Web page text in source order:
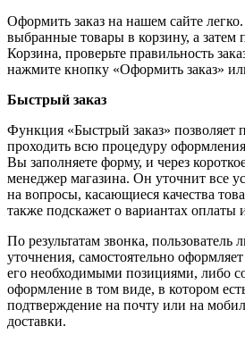
Оформить заказ на нашем сайте
выбранные товары в корзину, а затем
Корзина, проверьте правильность
нажмите кнопку «Оформить заказ»
Быстрый заказ
Функция «Быстрый заказ» позволяет
проходить всю процедуру оформления
Вы заполняете форму, и через
менеджер магазина. Он уточнит все
на вопросы, касающиеся качества
также подскажет о вариантах оплаты
По результатам звонка, пользователь
уточнения, самостоятельно
его необходимыми позициями, либо
оформление в том виде, в котором
подтверждение на почту или на
доставки.